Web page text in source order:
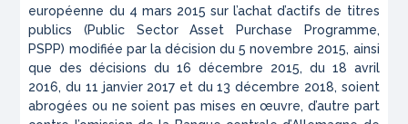
européenne du 4 mars 2015 sur l’achat d’actifs de titres
publics (Public Sector Asset Purchase Programme,
PSPP) modifiée par la décision du 5 novembre 2015, ainsi
que des décisions du 16 décembre 2015, du 18 avril
2016, du 11 janvier 2017 et du 13 décembre 2018, soient
abrogées ou ne soient pas mises en œuvre, d’autre part